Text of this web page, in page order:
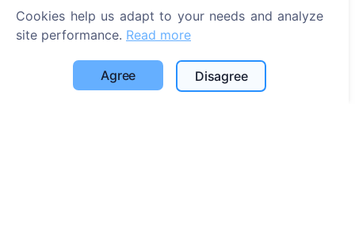
Events
List of municipalities and users
Privacy Policy
Payments Policy
Cookies help us adapt to your needs and analyze
site performance. Read more
Agree Disagree